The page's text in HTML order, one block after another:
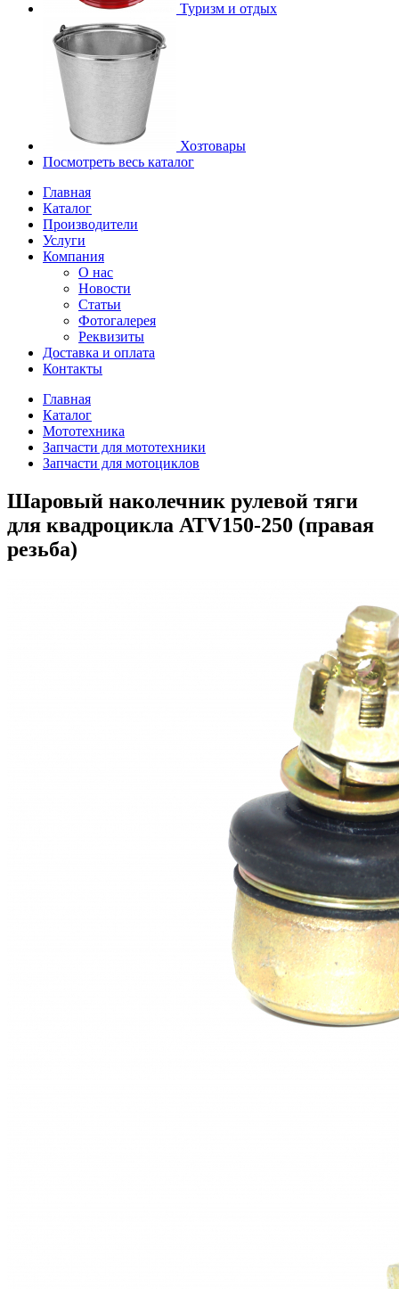
Туризм и отдых
Хозтовары
Посмотреть весь каталог
Главная
Каталог
Производители
Услуги
Компания
О нас
Новости
Статьи
Фотогалерея
Реквизиты
Доставка и оплата
Контакты
Главная
Каталог
Мототехника
Запчасти для мототехники
Запчасти для мотоциклов
Шаровый наколечник рулевой тяги
для квадроцикла ATV150-250 (правая
резьба)